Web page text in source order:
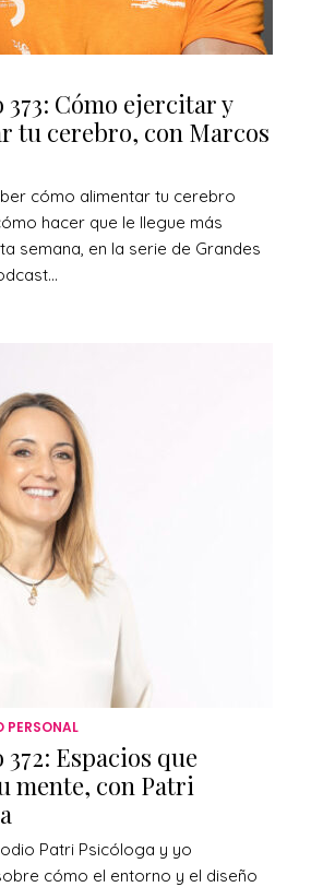
Cómo ejercitar y
tu cerebro, con Marcos
cómo alimentar tu cerebro
hacer que le llegue más
semana, en la serie de Grandes
PERSONAL
Espacios que
mente, con Patri
Patri Psicóloga y yo
cómo el entorno y el diseño